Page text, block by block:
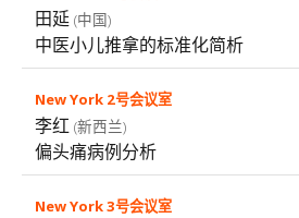
田延 (中国)
中医小儿推拿的标准化简析
李红 (新西兰)
偏头痛病例分析